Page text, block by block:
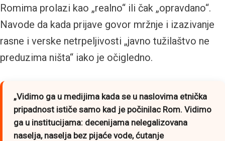
Romima prolazi kao „realno“ ili čak „opravdano“.
Navode da kada prijave govor mržnje i izazivanje
rasne i verske netrpeljivosti „javno tužilaštvo ne
preduzima ništa“ iako je očigledno.
„Vidimo ga u medijima kada se u naslovima etnička
pripadnost ističe samo kad je počinilac Rom. Vidimo
ga u institucijama: decenijama nelegalizovana
naselja, naselja bez pijaće vode, ćutanje